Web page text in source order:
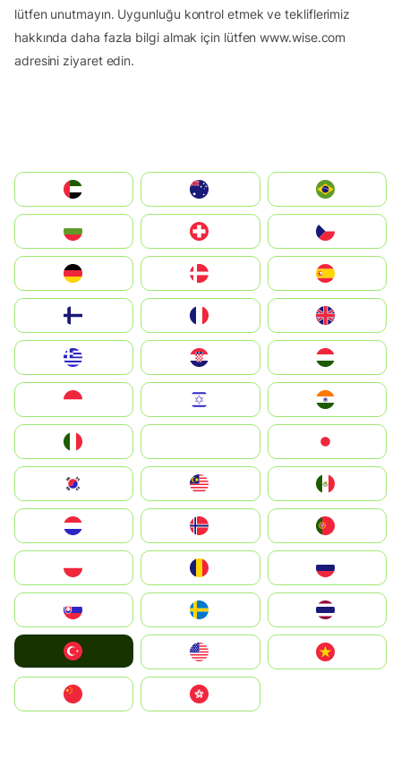
lütfen unutmayın. Uygunluğu kontrol etmek ve tekliflerimiz
hakkında daha fazla bilgi almak için lütfen www.wise.com
adresini ziyaret edin.
الإمارات العربية المتحدة
Australia
България
Switzerland
Deutschland
Denmark
United Kingdom
Hrvatska
Magyarország
Indonesia
South Korea
Nederland
Portugal
România
Slovensko
United States
Vietnam
中國香港特別行政區